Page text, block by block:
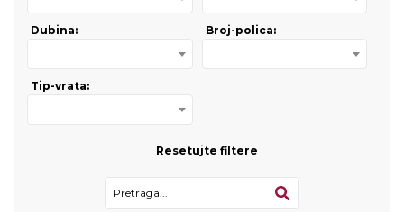
Dubina: Broj-polica:
Tip-vrata:
Resetujte filtere